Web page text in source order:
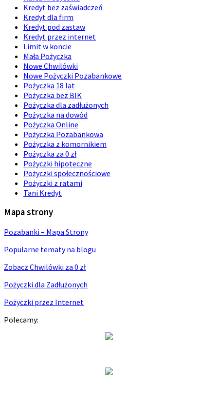
Kredyt bez zaświadczeń
Kredyt dla firm
Kredyt pod zastaw
Kredyt przez internet
Limit w koncie
Mała Pożyczka
Nowe Chwilówki
Nowe Pożyczki Pozabankowe
Pożyczka 18 lat
Pożyczka bez BIK
Pożyczka dla zadłużonych
Pożyczka na dowód
Pożyczka Online
Pożyczka Pozabankowa
Pożyczka z komornikiem
Pożyczka za 0 zł
Pożyczki hipoteczne
Pożyczki społecznościowe
Pożyczki z ratami
Tani Kredyt
Mapa strony
Pozabanki – Mapa Strony
Popularne tematy na blogu
Zobacz Chwilówki za 0 zł
Pożyczki dla Zadłużonych
Pożyczki przez Internet
Polecamy: